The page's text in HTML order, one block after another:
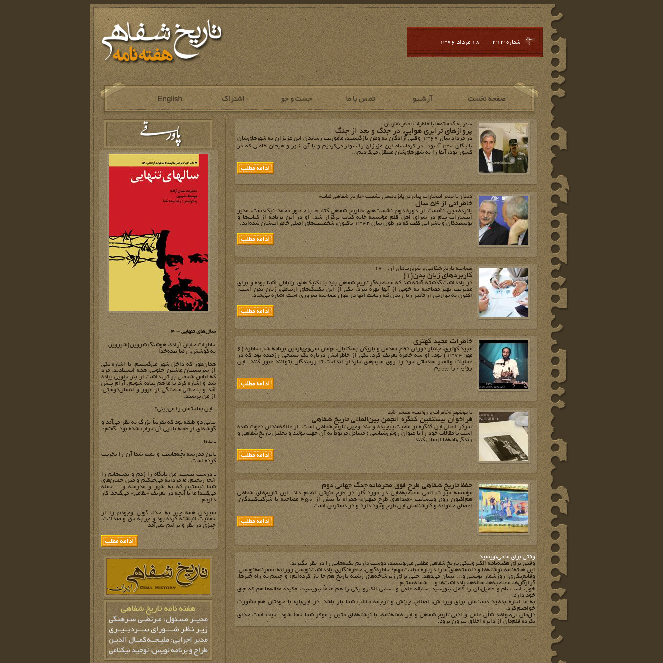
شماره 313
سفر به گذشته‌ها با خاطرات اصغر نمازیان
پروازهای ترابری هوایی، در جنگ و بعد از جنگ
در مرداد سال 1369 وقتی آزادگان به وطن بازگشتند، مأموریت رساندن این عزیزان به شهرهای‌شان
با یگان C130 بود. در کرمانشاه این عزیزان را سوار می‌کردیم و با آن شور و هیجان خاصی که در
کشور بود، آنها را به شهرهای‌شان منتقل می‌کردیم...
دیدار با مدیر انتشارات پیام در پانزدهمین نشست «تاریخ شفاهی کتاب»
خاطراتی از 54 سال
پانزدهمین نشست از دوره دوم نشست‌های «تاریخ شفاهی کتاب» با حضور محمد نیک‌دست، مدیر
انتشارات پیام در سرای اهل قلم مؤسسه خانه کتاب برگزار شد. او در این برنامه از کتاب‌ها و
نویسندگان و ناشرانی گفت که در طول سال 1342 تاکنون، شخصیت‌های اصلی خاطرات‌شان شده‌اند.
مصاحبه تاریخ شفاهی و ضرورت‌های آن - 17
کاربردهای زبان بدن(1)
در یادداشتِ گذشته گفته شد که مصاحبه‌گرِ تاریخ شفاهی باید با تکنیک‌های ارتباطی آشنا بوده و برای
مدیریت بهتر مصاحبه به‌ خوبی از آنها بهره ببرد. یکی از این تکنیک‌های ارتباطی، زبانِ بدن است.
اکنون به مواردی از تأثیر زبان بدن که رعایت آنها در طول مصاحبه ضروری است اشاره می‌شود.
خاطرات مجید کهتری
مجید کهتری، جانباز دوران دفاع مقدس و بازیکن بسکتبال، مهمان سی‌وچهارمین برنامه شب خاطره (6
مهر 1374) بود. او سه خاطره تعریف کرد. یکی از خاطراتش درباره یک بسیجی رزمنده بود که در
عملیات والفجر مقدماتی خود را روی سیم‌های خاردار انداخت تا رزمندگان بتوانند عبور کنند. این
روایت‌ را ببینیم.
با موضوع «خاطرات و روایت» منتشر شد
فراخوان بیستمین کنگره انجمن بین‌المللی تاریخ شفاهی
تمرکز اصلی این کنگره بر ماهیت پیچیده و چند وجهی تاریخ شفاهی است. از علاقه‌مندان دعوت شده
است تا مقالات خود را با عنوان روش‌شناسی و مسائل مربوط به آن جهت تولید و تحلیل تاریخ شفاهی و
زندگی‌نامه‌ها ارسال کنند.
حفظ تاریخ شفاهی طرح فوق محرمانه جنگ جهانی دوم
مؤسسه میراث اتمی مصاحبه‌هایی در مورد کار در طرح منهتن انجام داد. این تاریخ‌های شفاهی
هم‌اکنون روی وب‌سایت «صداهای طرح منهتن» همراه با بیش از ۴۵۰ مصاحبه با شرکت‌کنندگان،
اعضای خانواده و کارشناسان این طرح وجود دارد و در دسترس است.
وقتي براي ما مي‌نويسيد...
وقتي براي هفته‌نامه الکترونيکي تاريخ شفاهي مطلبي مي‌نويسيد، دوست داريم نکته‌هايي را در نظر بگيريد.
اين هفته‌نامه نوشته‌ها و دانسته‌هاي ما را درباره مباحث مهم؛ خاطره‌گويي، خاطره‌نگاري، يادداشت‌نويسي روزانه، سفرنامه‌نويسي،
وقايع‌نگاري، روزشمار نويسي و... نشان مي‌دهد. حتي براي زيرشاخه‌هاي رشته تاريخ هم جا باز کرده‌ايم؛ و چشم به راه خبرها،
گزارش‌ها، مصاحبه‌ها، مقاله‌ها، يادداشت‌ها و... شما هستيم.
خوب است نام و فاميل‌تان را کامل بنويسيد. سابقه علمي و نشاني الکترونيکي را هم حتماً بنويسيد، چکيده مقاله‌ها هم که جاي
خود دارد!
به ما اجازه بدهيد دست‌مان براي ويرايش، اصلاح، چينش و ترجمه مطالب شما باز باشد. در اين‌باره با خودتان هم مشورت
خواهيم کرد.
دل‌مان مي‌خواهد شأن علمي و ادبي تاريخ شفاهي و اين هفته‌نامه، با نوشته‌هاي متين و موقر شما حفظ شود. حيف است خداي
نکرده قلم‌مان از دايره اخلاق بيرون برود.
سال‌های تنهایی - 4
خاطرات خلبان آزاده، هوشنگ شروین(شیروین
به کوشش: رضا بنده‌خدا
همان‌طور که داخل شهر می‌گشتیم، با اشاره یکی
از سرنشینان ماشین جلویی، همه ایستادند. مرد
که لباس شخصی بر تن داشت از بنز جلویی پیاده
شد و اشاره کرد تا ما هم پیاده شویم. آرام پیش
آمد و با حالتی ساختگی از غرور و انسان‌دوستی،
از من پرسید:
ـ این ساختمان را می‌بینی؟
بنایی دو طبقه بود که تقریباً بزرگ به نظر می‌آمد و
گوشه‌ای از طبقه بالایی آن خراب شده بود. گفتم:
ـ بله!
ـ‌این مدرسه بچّه‌هاست و بمب شما آن را تخریب
کرده است.
ـ درست نیست، من پایگاه را زدم و بمب‌هایم را
آنجا ریختم. ما مردانه می‌جنگیم و مثل خلبان‌های
شما نیستیم که به شهر و مدرسه و... حمله
می‌کنند! ما با آنچه در تعریف «نظامی» می‌گنجد، کار
داریم.
سپردن همه چیز به خدا، گویی وجودم را از
حقانیت انباشته کرده بود و جز به حق و صداقت،‌
چیزی در نظر و بر لبم نمی‌آمد.